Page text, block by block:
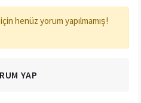
için henüz yorum yapılmamış!
YAP